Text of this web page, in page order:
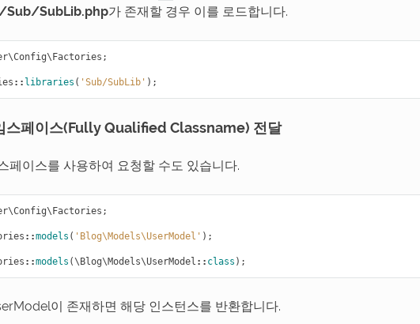
SubLib.php가 존재할 경우 이를 로드합니다.
;
:: libraries ( 'Sub/SubLib' );
스페이스(Fully Qualified Classname) 전달
페이스를 사용하여 요청할 수도 있습니다.
;
::models ( 'Blog\Models\UserModel' );
::models (\Blog\Models\UserModel :: class );
이 존재하면 해당 인스턴스를 반환합니다.